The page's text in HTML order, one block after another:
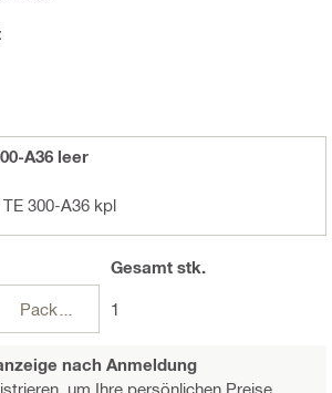
A36 leer
300-A36 kpl
Packungen
Gesamtstk.
1
nach Anmeldung
um Ihre persönlichen Preise